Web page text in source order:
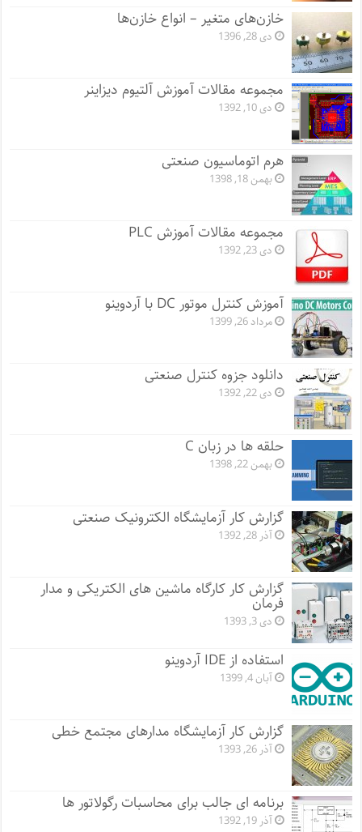
خازن‌های متغیر – انواع خازن‌ها
دی 28, 1396
مجموعه مقالات آموزش آلتیوم دیزاینر
دی 10, 1392
هرم اتوماسیون صنعتی
بهمن 18, 1398
مجموعه مقالات آموزش PLC
دی 23, 1392
آموزش کنترل موتور DC با آردوینو
مرداد 26, 1399
دانلود جزوه کنترل صنعتی
دی 22, 1392
حلقه ها در زبان C
بهمن 22, 1398
گزارش کار آزمایشگاه الکترونیک صنعتی
آذر 28, 1392
گزارش کار کارگاه ماشین های الکتریکی و مدار
فرمان
دی 3, 1393
استفاده از IDE آردوینو
آبان 4, 1399
گزارش کار آزمایشگاه مدارهای مجتمع خطی
آذر 26, 1393
برنامه ای جالب برای محاسبات رگولاتور ها
آذر 19, 1392